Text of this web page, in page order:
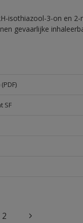
isothiazool-3-on en
gevaarlijke
SF
2